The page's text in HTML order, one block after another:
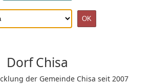
Dorf Chisa
der Gemeinde Chisa seit 2007